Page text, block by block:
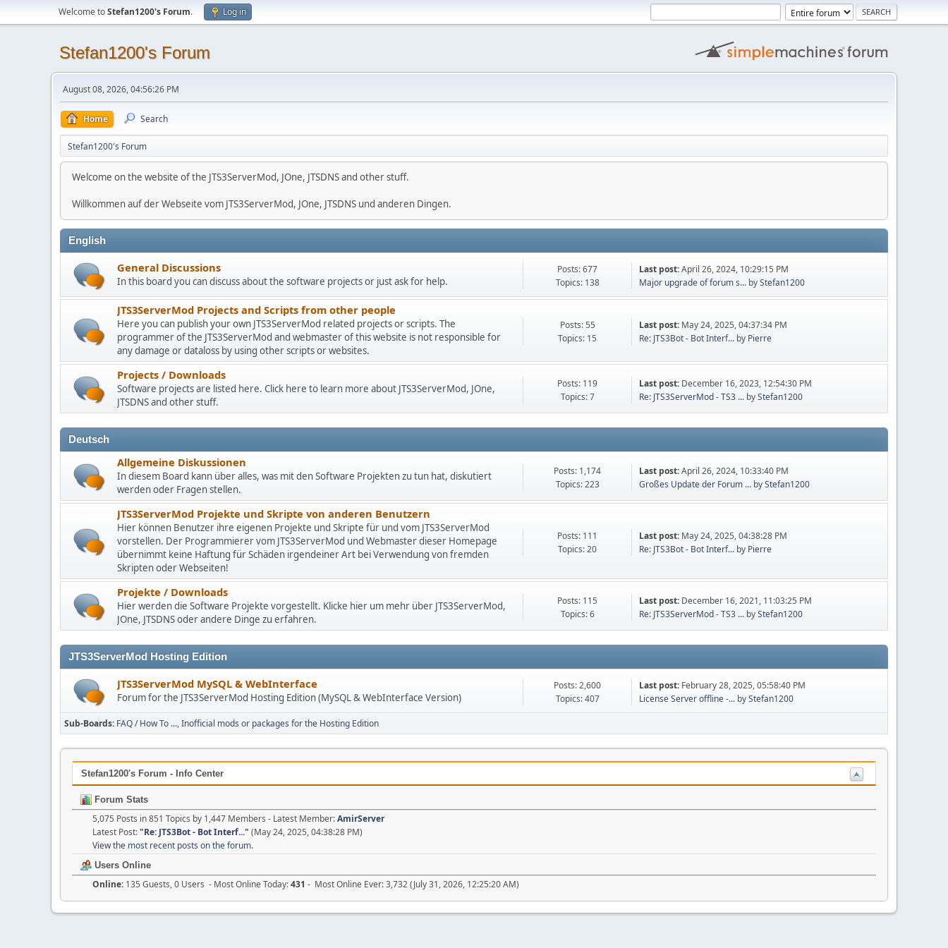
Welcome toStefan1200's Forum. Log in
Stefan1200's Forum
August 08, 2026, 04:56:26 PM
Home Search
Stefan1200's Forum
Welcome on the website of the JTS3ServerMod, JOne, JTSDNS and other stuff.
Willkommen auf der Webseite vom JTS3ServerMod, JOne, JTSDNS und anderen Dingen.
English
General Discussions
In this board you can discuss about the software projects or just ask for help.
Posts: 677
Topics: 138
Last post:April 26, 2024, 10:29:15 PM
Major upgrade of forum s... byStefan1200
JTS3ServerMod Projects and Scripts from other people
Here you can publish your own JTS3ServerMod related projects or scripts. The
programmer of the JTS3ServerMod and webmaster of this website is not responsible for
any damage or dataloss by using other scripts or websites.
Posts: 55
Topics: 15
Last post: May 24, 2025, 04:37:34 PM
Re: JTS3Bot - Bot Interf... by Pierre
Projects / Downloads
Software projects are listed here. Click here to learn more about JTS3ServerMod, JOne,
JTSDNS and other stuff.
Posts: 119
Topics: 7
Last post: December 16, 2023, 12:54:30 PM
Re: JTS3ServerMod - TS3 ... byStefan1200
Deutsch
Allgemeine Diskussionen
In diesem Board kann über alles, was mit den Software Projekten zu tun hat, diskutiert
werden oder Fragen stellen.
Posts: 1,174
Topics: 223
Last post:April 26, 2024, 10:33:40 PM
Großes Update der Forum ... byStefan1200
JTS3ServerMod Projekte und Skripte von anderen Benutzern
Hier können Benutzer ihre eigenen Projekte und Skripte für und vom JTS3ServerMod
vorstellen. Der Programmierer vom JTS3ServerMod und Webmaster dieser Homepage
übernimmt keine Haftung für Schäden irgendeiner Art bei Verwendung von fremden
Skripten oder Webseiten!
Posts: 111
Topics: 20
Last post: May 24, 2025, 04:38:28 PM
Re: JTS3Bot - Bot Interf... by Pierre
Projekte / Downloads
Hier werden die Software Projekte vorgestellt. Klicke hier um mehr über JTS3ServerMod,
JOne, JTSDNS oder andere Dinge zu erfahren.
Posts: 115
Topics: 6
Last post: December 16, 2021, 11:03:25 PM
Re: JTS3ServerMod - TS3 ... byStefan1200
JTS3ServerMod Hosting Edition
JTS3ServerMod MySQL & WebInterface
Forum for the JTS3ServerMod Hosting Edition (MySQL & WebInterface Version)
Posts: 2,600
Topics: 407
Last post: February 28, 2025, 05:58:40 PM
License Server offline -... byStefan1200
Sub-Boards FAQ / How To ... Inofficial mods or packages for the Hosting Edition
Stefan1200's Forum - Info Center
Forum Stats
5,075 Posts in 851 Topics by 1,447 Members - Latest Member:AmirServer
Latest Post:"Re: JTS3Bot - Bot Interf..." (May 24, 2025, 04:38:28 PM)
View the most recent posts on the forum.
Users Online
Online: 135 Guests, 0 Users - Most Online Today:431 - Most Online Ever: 3,732 (July 31, 2026, 12:25:20 AM)